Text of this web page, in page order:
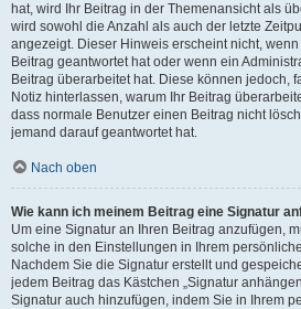
hat, wird Ihr Beitrag in der Themenansicht als
wird sowohl die Anzahl als auch der letzte
angezeigt. Dieser Hinweis erscheint nicht,
Beitrag geantwortet hat oder wenn ein
Beitrag überarbeitet hat. Diese können jedoch,
Notiz hinterlassen, warum Ihr Beitrag
dass normale Benutzer einen Beitrag nicht
jemand darauf geantwortet hat.
Nach oben
Wie kann ich meinem Beitrag eine Signatur
Um eine Signatur an Ihren Beitrag anzufügen,
solche in den Einstellungen in Ihrem
Nachdem Sie die Signatur erstellt und
jedem Beitrag das Kästchen „Signatur
Signatur auch hinzufügen, indem Sie in Ihrem